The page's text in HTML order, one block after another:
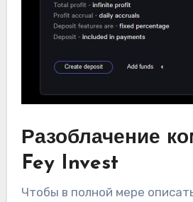
Разоблачение
Fey Invest
Чтобы в полной мере